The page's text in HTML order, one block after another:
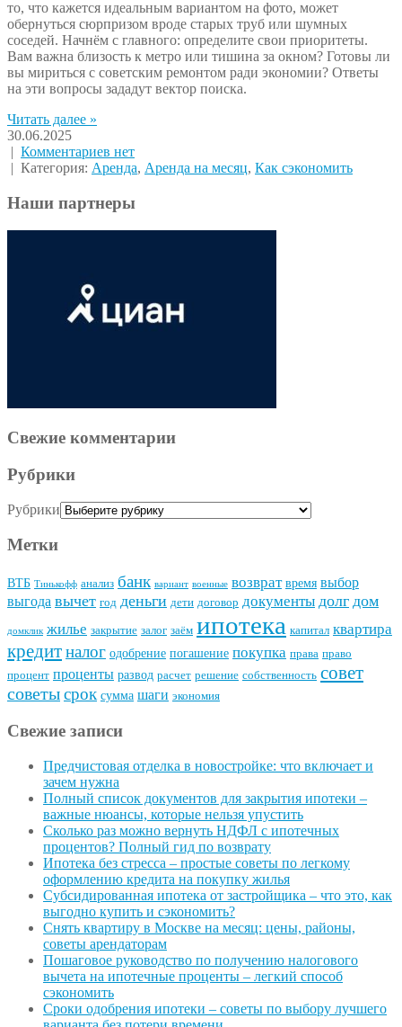
то, что кажется идеальным вариантом на фото, может
обернуться сюрпризом вроде старых труб или шумных
соседей. Начнём с главного: определите свои приоритеты.
Вам важна близость к метро или тишина за окном? Готовы ли
вы мириться с советским ремонтом ради экономии? Ответы
на эти вопросы зададут вектор поиска.
Читать далее »
30.06.2025
| Комментариев нет
| Категория: Аренда, Аренда на месяц, Как сэкономить
Наши партнеры
Свежие комментарии
Рубрики
Рубрики
Метки
ВТБ Тинькофф анализ банк вариант военные возврат время выбор
выгода вычет год деньги дети договор документы долг дом
домклик жилье закрытие залог заём ипотека капитал квартира
кредитналог одобрение погашение покупка права право
процент проценты развод расчет решение собственность совет
советысрок сумма шаги экономия
Свежие записи
Предчистовая отделка в новостройке: что включает и
зачем нужна
Полный список документов для закрытия ипотеки –
важные нюансы, которые нельзя упустить
Сколько раз можно вернуть НДФЛ с ипотечных
процентов? Полный гид по возврату
Ипотека без стресса – простые советы по легкому
оформлению кредита на покупку жилья
Субсидированная ипотека от застройщика – что это, как
выгодно купить и сэкономить?
Снять квартиру в Москве на месяц: цены, районы,
советы арендаторам
Пошаговое руководство по получению налогового
вычета на ипотечные проценты – легкий способ
сэкономить
Сроки одобрения ипотеки – советы по выбору лучшего